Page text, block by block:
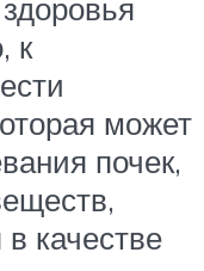
к
может
почек,
качестве